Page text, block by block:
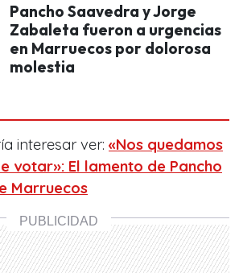
Pancho Saavedra y Jorge
Zabaleta fueron a urgencias
en Marruecos por dolorosa
molestia
interesar ver: «Nos quedamos
votar»: El lamento de Pancho
Marruecos